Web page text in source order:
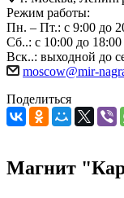
Режим работы:
Пн. – Пт.: с 9:00 до
Сб..: с 10:00 до 18:00
Вск..: выходной до
moscow@mir-
Поделиться
Магнит